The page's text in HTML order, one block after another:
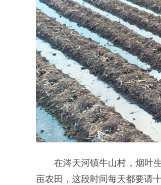
在涔天河镇牛山村，烟叶
亩农田，这段时间每天都要请